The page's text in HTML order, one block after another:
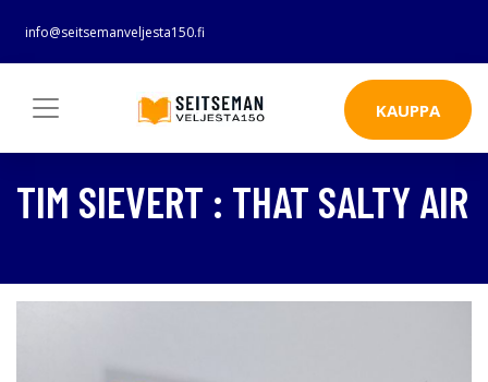
info@seitsemanveljesta150.fi
KAUPPA
TIM SIEVERT : THAT SALTY AIR